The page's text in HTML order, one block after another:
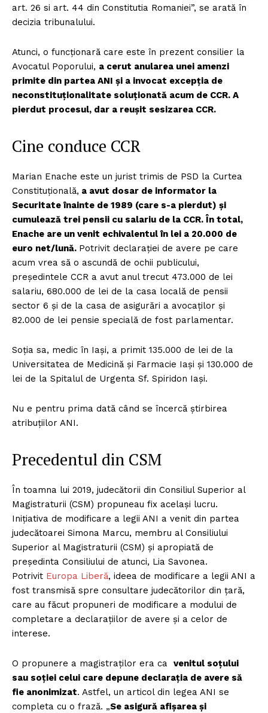
art. 26 si art. 44 din Constitutia Romaniei”, se arată în
decizia tribunalului.
Atunci, o funcționară care este în prezent consilier la
Avocatul Poporului, a cerut anularea unei amenzi
primite din partea ANI și a invocat excepția de
neconstituționalitate soluționată acum de CCR. A
pierdut procesul, dar a reușit sesizarea CCR.
Cine conduce CCR
Marian Enache este un jurist trimis de PSD la Curtea
Constituțională, a avut dosar de informator la
Securitate înainte de 1989 (care s-a pierdut) și
cumulează trei pensii cu salariu de la CCR. În total,
Enache are un venit echivalentul în lei a 20.000 de
euro net/lună. Potrivit declarației de avere pe care
acum vrea să o ascundă de ochii publicului,
președintele CCR a avut anul trecut 473.000 de lei
salariu, 680.000 de lei de la casa locală de pensii
sector 6 și de la casa de asigurări a avocaților și
82.000 de lei pensie specială de fost parlamentar.
Soția sa, medic în Iași, a primit 135.000 de lei de la
Universitatea de Medicină și Farmacie Iași și 130.000 de
lei de la Spitalul de Urgenta Sf. Spiridon Iași.
Nu e pentru prima dată când se încercă știrbirea
atribuțiilor ANI.
Precedentul din CSM
În toamna lui 2019, judecătorii din Consiliul Superior al
Magistraturii (CSM) propuneau fix același lucru.
Inițiativa de modificare a legii ANI a venit din partea
judecătoarei Simona Marcu, membru al Consiliului
Superior al Magistraturii (CSM) şi apropiată de
preşedinta Consiliului de atunci, Lia Savonea.
Potrivit Europa Liberă, ideea de modificare a legii ANI a
fost transmisă spre consultare judecătorilor din ţară,
care au făcut propuneri de modificare a modului de
completare a declaraţiilor de avere şi a celor de
interese.
O propunere a magistraților era ca venitul soţului
sau soţiei celui care depune declaraţia de avere să
fie anonimizat. Astfel, un articol din legea ANI se
completa cu o frază. „Se asigură afişarea şi